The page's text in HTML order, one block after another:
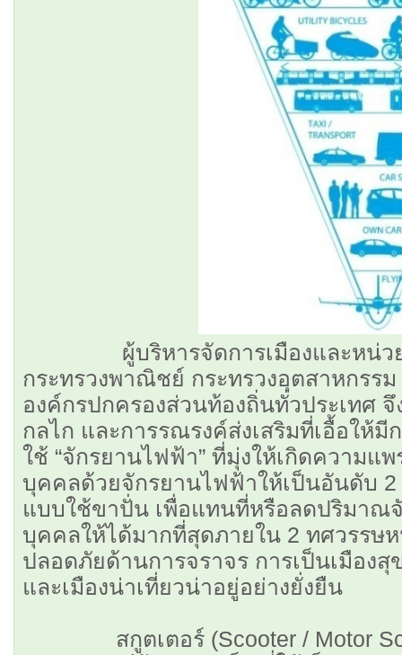
ผู้บริหารจัดการเมืองและหน่วยง
กระทรวงพาณิชย์ กระทรวงอุตสาหกรร
องค์กรปกครองส่วนท้องถิ่นทั่วประเทศ
กลไก และการรณรงค์ส่งเสริมที่เอื้อให้มี
ใช้ “จักรยานไฟฟ้า” ที่มุ่งให้เกิดความแ
บุคคลด้วยจักรยานไฟฟ้าให้เป็นอันดับ 2
แบบใช้ขาปั่น เพื่อแทนที่หรือลดปริมาณ
บุคคลให้ได้มากที่สุดภายใน 2 ทศวรรษ
ปลอดภัยด้านการจราจร การเป็นเมือง
และเมืองน่าเที่ยวน่าอยู่อย่างยั่งยืน
สกูตเตอร์ (Scooter / Motor